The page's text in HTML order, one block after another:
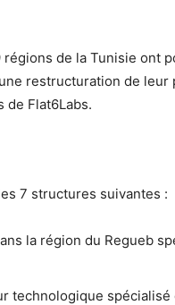
de la Tunisie ont
restructuration de leur
de Flat6Labs.
7 structures suivantes :
la région du Regueb
technologique spécialisé